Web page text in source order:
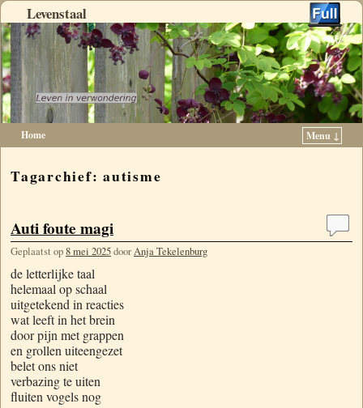
Levenstaal
Home Menu ↓
Tagarchief:autisme
Auti foute magi
Geplaatst op8 mei 2025doorAnja Tekelenburg
de letterlijke taal
helemaal op schaal
uitgetekend in reacties
wat leeft in het brein
door pijn met grappen
en grollen uiteengezet
belet ons niet
verbazing te uiten
fluiten vogels nog